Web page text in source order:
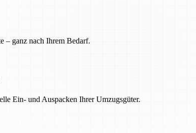
– ganz nach Ihrem Bedarf.
Ein- und Auspacken Ihrer Umzugsgüter.